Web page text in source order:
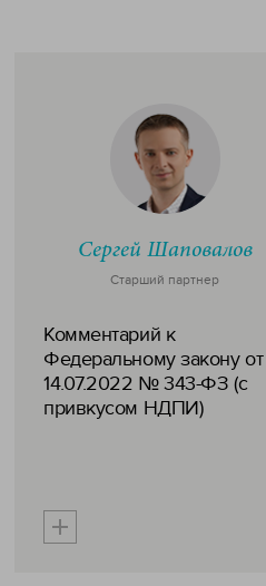
Сергей Шаповалов
Старший партнер
Комментарий к
Федеральному закону от
14.07.2022 № 343-ФЗ (с
привкусом НДПИ)